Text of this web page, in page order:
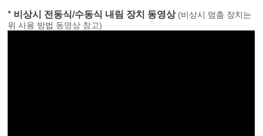
* 비상시 전동식/수동식 내림 장치 동영상 (비상시 멈춤 장치는
위 사용 방법 동영상 참고)